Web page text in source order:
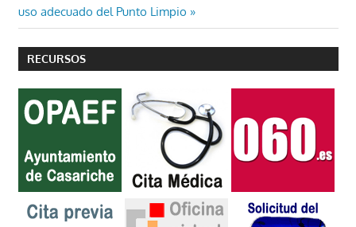
entradas
siguiente:
uso adecuado del Punto Limpio
RECURSOS